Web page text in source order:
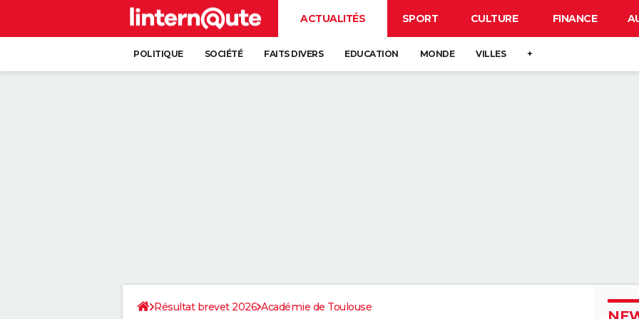
ACTUALITÉS SPORT CULTURE FINANCE
POLITIQUE SOCIÉTÉ FAITS DIVERS EDUCATION MONDE VILLES +
Résultat brevet 2026 Académie de Toulouse